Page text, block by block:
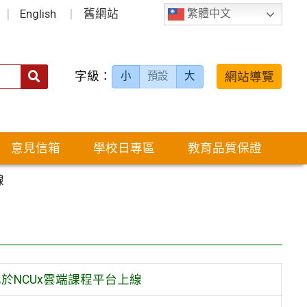
繁體中文
English 舊網站
字級： 小 預設 大 網站導覽
意見信箱 學校日專區 教育品質保證
NCUx雲端課程平台上線